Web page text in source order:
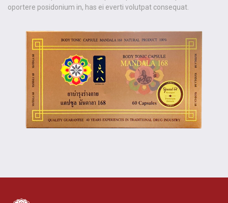
oportere posidonium in, has ei everti volutpat consequat.